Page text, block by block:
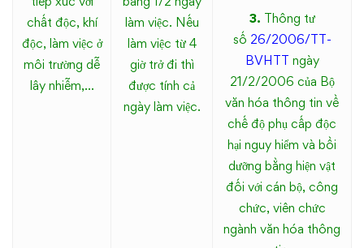
công
chất độc, khí
độc, làm việc ở
môi trường dễ
lây nhiễm,…
làm việc. Nếu
làm việc từ 4
giờ trở đi thì
được tính cả
ngày làm việc.
3. Thông tư
số 26/2006/TT-
BVHTT ngày
21/2/2006 của Bộ
văn hóa thông tin về
chế độ phụ cấp độc
hại nguy hiểm và bồi
dưỡng bằng hiện vật
đối với cán bộ, công
chức, viên chức
ngành văn hóa thông